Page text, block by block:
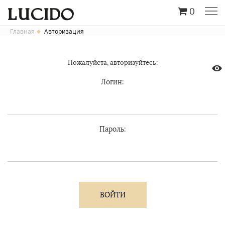
0
Главная Авторизация
Пожалуйста, авторизуйтесь:
Логин:
Пароль: